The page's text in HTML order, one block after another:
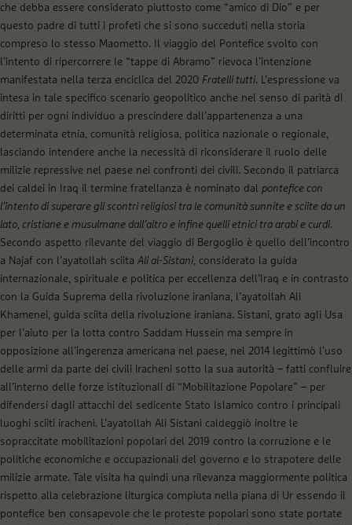
che debba essere considerato piuttosto come “amico di Dio” e per
questo padre di tutti i profeti che si sono succeduti nella storia
compreso lo stesso Maometto. Il viaggio del Pontefice svolto con
l’intento di ripercorrere le “tappe di Abramo” rievoca l’intenzione
manifestata nella terza enciclica del 2020 Fratelli tutti. L’espressione va
intesa in tale specifico scenario geopolitico anche nel senso di parità di
diritti per ogni individuo a prescindere dall’appartenenza a una
determinata etnia, comunità religiosa, politica nazionale o regionale,
lasciando intendere anche la necessità di riconsiderare il ruolo delle
milizie repressive nel paese nei confronti dei civili. Secondo il patriarca
dei caldei in Iraq il termine fratellanza è nominato dal pontefice con
l’intento di superare gli scontri religiosi tra le comunità sunnite e sciite da un
lato, cristiane e musulmane dall’altro e infine quelli etnici tra arabi e curdi.
Secondo aspetto rilevante del viaggio di Bergoglio è quello dell’incontro
a Najaf con l’ayatollah sciita Ali al-Sistani, considerato la guida
internazionale, spirituale e politica per eccellenza dell’Iraq e in contrasto
con la Guida Suprema della rivoluzione iraniana, l’ayatollah Ali
Khamenei, guida sciita della rivoluzione iraniana. Sistani, grato agli Usa
per l’aiuto per la lotta contro Saddam Hussein ma sempre in
opposizione all’ingerenza americana nel paese, nel 2014 legittimò l’uso
delle armi da parte dei civili iracheni sotto la sua autorità – fatti confluire
all’interno delle forze istituzionali di “Mobilitazione Popolare” – per
difendersi dagli attacchi del sedicente Stato Islamico contro i principali
luoghi sciiti iracheni. L’ayatollah Ali Sistani caldeggiò inoltre le
sopraccitate mobilitazioni popolari del 2019 contro la corruzione e le
politiche economiche e occupazionali del governo e lo strapotere delle
milizie armate. Tale visita ha quindi una rilevanza maggiormente politica
rispetto alla celebrazione liturgica compiuta nella piana di Ur essendo il
pontefice ben consapevole che le proteste popolari sono state portate